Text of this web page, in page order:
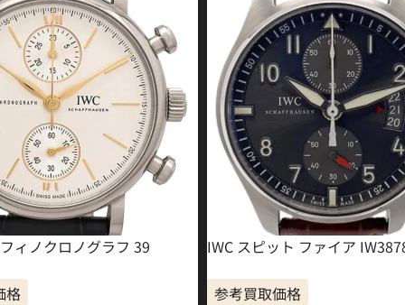
ィノクロノグラフ 39
格
IWC スピット ファイア
参考買取価格